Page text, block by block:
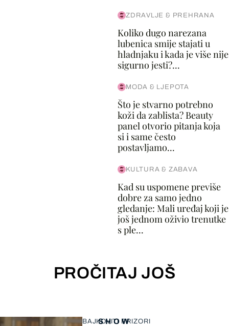
ZDRAVLJE & PREHRANA
Koliko dugo narezana
lubenica smije stajati u
hladnjaku i kada je više nije
sigurno jesti?...
MODA & LJEPOTA
Što je stvarno potrebno
koži da zablista? Beauty
panel otvorio pitanja koja
si i same često
postavljamo...
KULTURA & ZABAVA
Kad su uspomene previše
dobre za samo jedno
gledanje: Mali uređaj koji je
još jednom oživio trenutke
s ple...
PROČITAJ JOŠ
SHOW
BAJKOVITI PRIZORI